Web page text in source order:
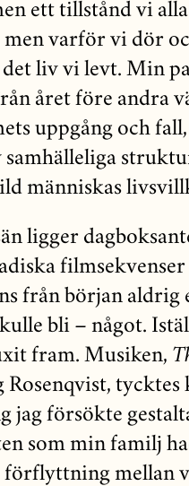
ett tillstånd vi
varför vi dör
liv vi levt. Min
året före andra
uppgång och
samhälleliga
människas
ligger
från början aldrig
bli – något.
fram. Musiken,
Rosenqvist, tycktes
jag försökte
som min familj
förflyttning mellan